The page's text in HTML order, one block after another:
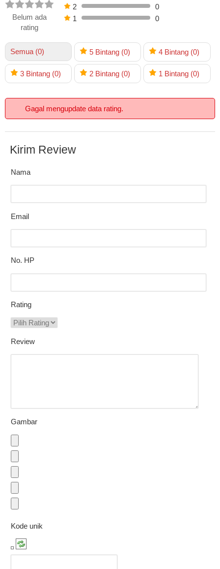
Belum ada
rating
2
0
1
0
Semua (0) 5 Bintang (0) 4 Bintang (0)
3 Bintang (0) 2 Bintang (0) 1 Bintang (0)
Gagal mengupdate data rating.
Kirim Review
Nama
Email
No. HP
Rating
Review
Gambar
Kode unik